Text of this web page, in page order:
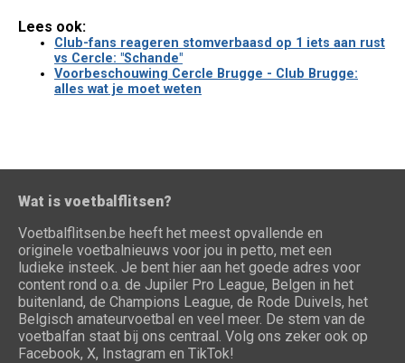
Lees ook:
Club-fans reageren stomverbaasd op 1 iets aan rust
vs Cercle: "Schande"
Voorbeschouwing Cercle Brugge - Club Brugge:
alles wat je moet weten
Wat is voetbalflitsen?
Voetbalflitsen.be heeft het meest opvallende en
originele voetbalnieuws voor jou in petto, met een
ludieke insteek. Je bent hier aan het goede adres voor
content rond o.a. de Jupiler Pro League, Belgen in het
buitenland, de Champions League, de Rode Duivels, het
Belgisch amateurvoetbal en veel meer. De stem van de
voetbalfan staat bij ons centraal. Volg ons zeker ook op
Facebook, X, Instagram en TikTok!